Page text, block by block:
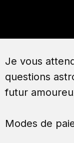
Je vous
questions
futur
Modes de